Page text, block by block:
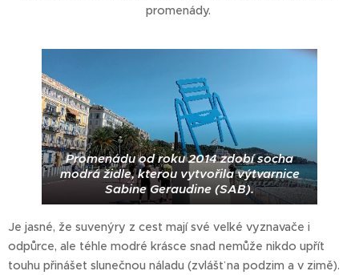
promenády.
Promenádu od roku 2014 zdobí socha
modrá židle, kterou vytvořila výtvarnice
Sabine Geraudine (SAB).
Je jasné, že suvenýry z cest mají své velké vyznavače i
odpůrce, ale téhle modré krásce snad nemůže nikdo upřít
touhu přinášet slunečnou náladu (zvlášť na podzim a v zimě).